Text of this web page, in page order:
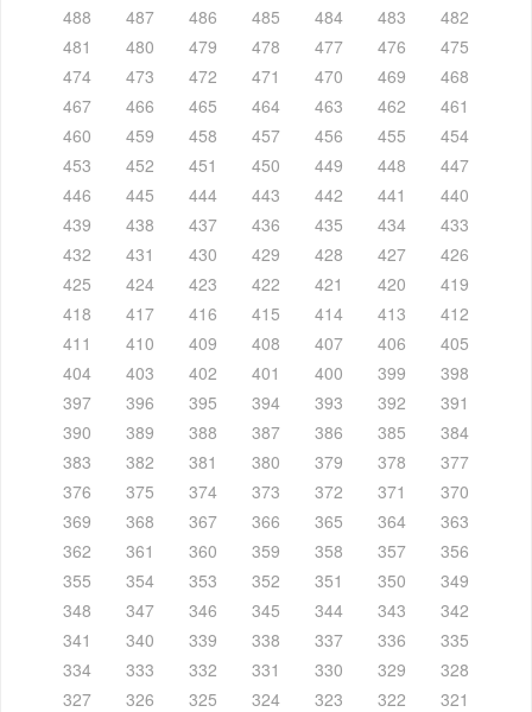
488
487 486 485 484 483
482
481
480 479 478 477 476
475
474
473 472 471 470 469
468
467
466 465 464 463 462
461
460
459 458 457 456 455
454
453
452 451 450 449 448
447
446
445 444 443 442 441
440
439
438 437 436 435 434
433
432
431 430 429 428 427
426
425
424 423 422 421 420
419
418
417 416 415 414 413
412
411
410 409 408 407 406
405
404
403 402 401 400 399
398
397
396 395 394 393 392
391
390
389 388 387 386 385
384
383
382 381 380 379 378
377
376
375 374 373 372 371
370
369
368 367 366 365 364
363
362
361 360 359 358 357
356
355
354 353 352 351 350
349
348
347 346 345 344 343
342
341
340 339 338 337 336
335
334
333 332 331 330 329
328
327
326 325 324 323 322
321